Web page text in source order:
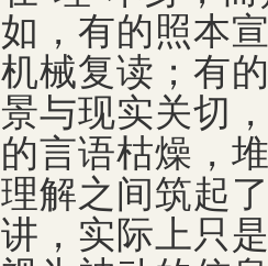
如，有的照本
机械复读；有
景与现实关切
的言语枯燥，
理解之间筑起
讲，实际上只